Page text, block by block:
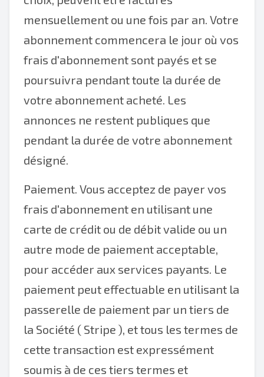
mensuellement ou une fois par an. Votre
abonnement commencera le jour où vos
frais d'abonnement sont payés et se
poursuivra pendant toute la durée de
votre abonnement acheté. Les
annonces ne restent publiques que
pendant la durée de votre abonnement
désigné.
Paiement. Vous acceptez de payer vos
frais d'abonnement en utilisant une
carte de crédit ou de débit valide ou un
autre mode de paiement acceptable,
pour accéder aux services payants. Le
paiement peut effectuable en utilisant la
passerelle de paiement par un tiers de
la Société ( Stripe ), et tous les termes de
cette transaction est expressément
soumis à de ces tiers termes et